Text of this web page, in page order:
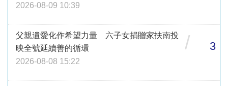
2026-08-09 10:39
父親遺愛化作希望力量 六子女捐贈家扶南投
映全號延續善的循環
2026-08-08 15:22
/ 3